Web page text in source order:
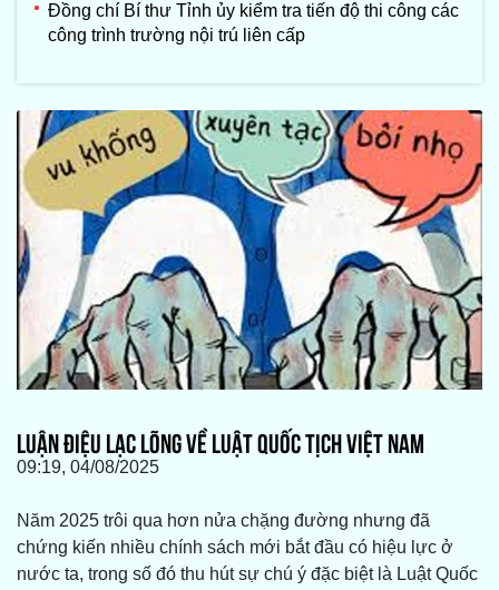
Đồng chí Bí thư Tỉnh ủy kiểm tra tiến độ thi công các
công trình trường nội trú liên cấp
LUẬN ĐIỆU LẠC LÕNG VỀ LUẬT QUỐC TỊCH VIỆT NAM
09:19, 04/08/2025
Năm 2025 trôi qua hơn nửa chặng đường nhưng đã
chứng kiến nhiều chính sách mới bắt đầu có hiệu lực ở
nước ta, trong số đó thu hút sự chú ý đặc biệt là Luật Quốc